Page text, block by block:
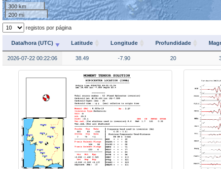
300 km
200 mi
registos por página
Data/hora (UTC) Latitude Longitude Profundidade
2026-07-22 00:22:06 38.49 -7.90 20